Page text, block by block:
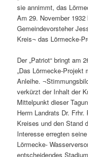
sie annimmt, das
Am 29. November
Gemeindevorsteher
Kreis¬ das Lörmecke-
Der „Patriot“ bringt am
„Das Lörmecke-Projekt
Anleihe.
verkürzt der Inhalt der
Mittelpunkt dieser
Herrn Landrats Dr.
Kreises und den Stand
Interesse erregten
Lörmecke-
entscheidendes